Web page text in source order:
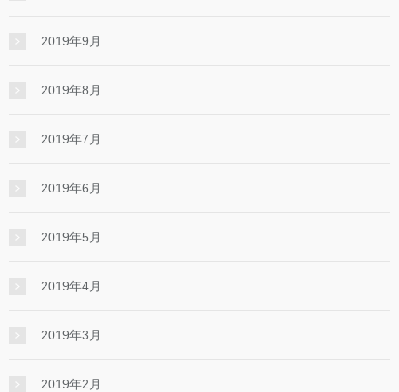
2019年9月
2019年8月
2019年7月
2019年6月
2019年5月
2019年4月
2019年3月
2019年2月